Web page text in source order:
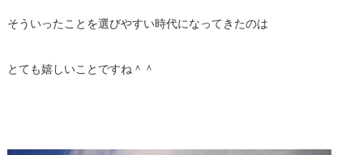
そういったことを選びやすい時代になってきたのは
とても嬉しいことですね＾＾